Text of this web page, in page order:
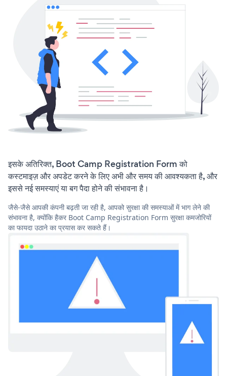
इसके अतिरिक्त, Boot Camp Registration Form को
कस्टमाइज़ और अपडेट करने के लिए अभी और समय की आवश्यकता है, और
इससे नई समस्याएं या बग पैदा होने की संभावना है।
जैसे-जैसे आपकी कंपनी बढ़ती जा रही है, आपको सुरक्षा की समस्याओं में भाग लेने की
संभावना है, क्योंकि हैकर Boot Camp Registration Form सुरक्षा कमजोरियों
का फायदा उठाने का प्रयास कर सकते हैं।